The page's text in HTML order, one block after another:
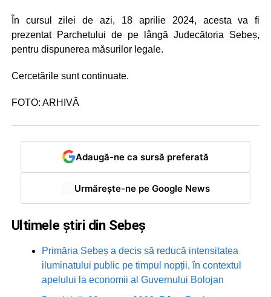
În cursul zilei de azi, 18 aprilie 2024, acesta va fi
prezentat Parchetului de pe lângă Judecătoria Sebeș,
pentru dispunerea măsurilor legale.
Cercetările sunt continuate.
FOTO: ARHIVĂ
Adaugă-ne ca sursă preferată
Urmărește-ne pe Google News
Ultimele știri din Sebeș
Primăria Sebeș a decis să reducă intensitatea
iluminatului public pe timpul nopții, în contextul
apelului la economii al Guvernului Bolojan